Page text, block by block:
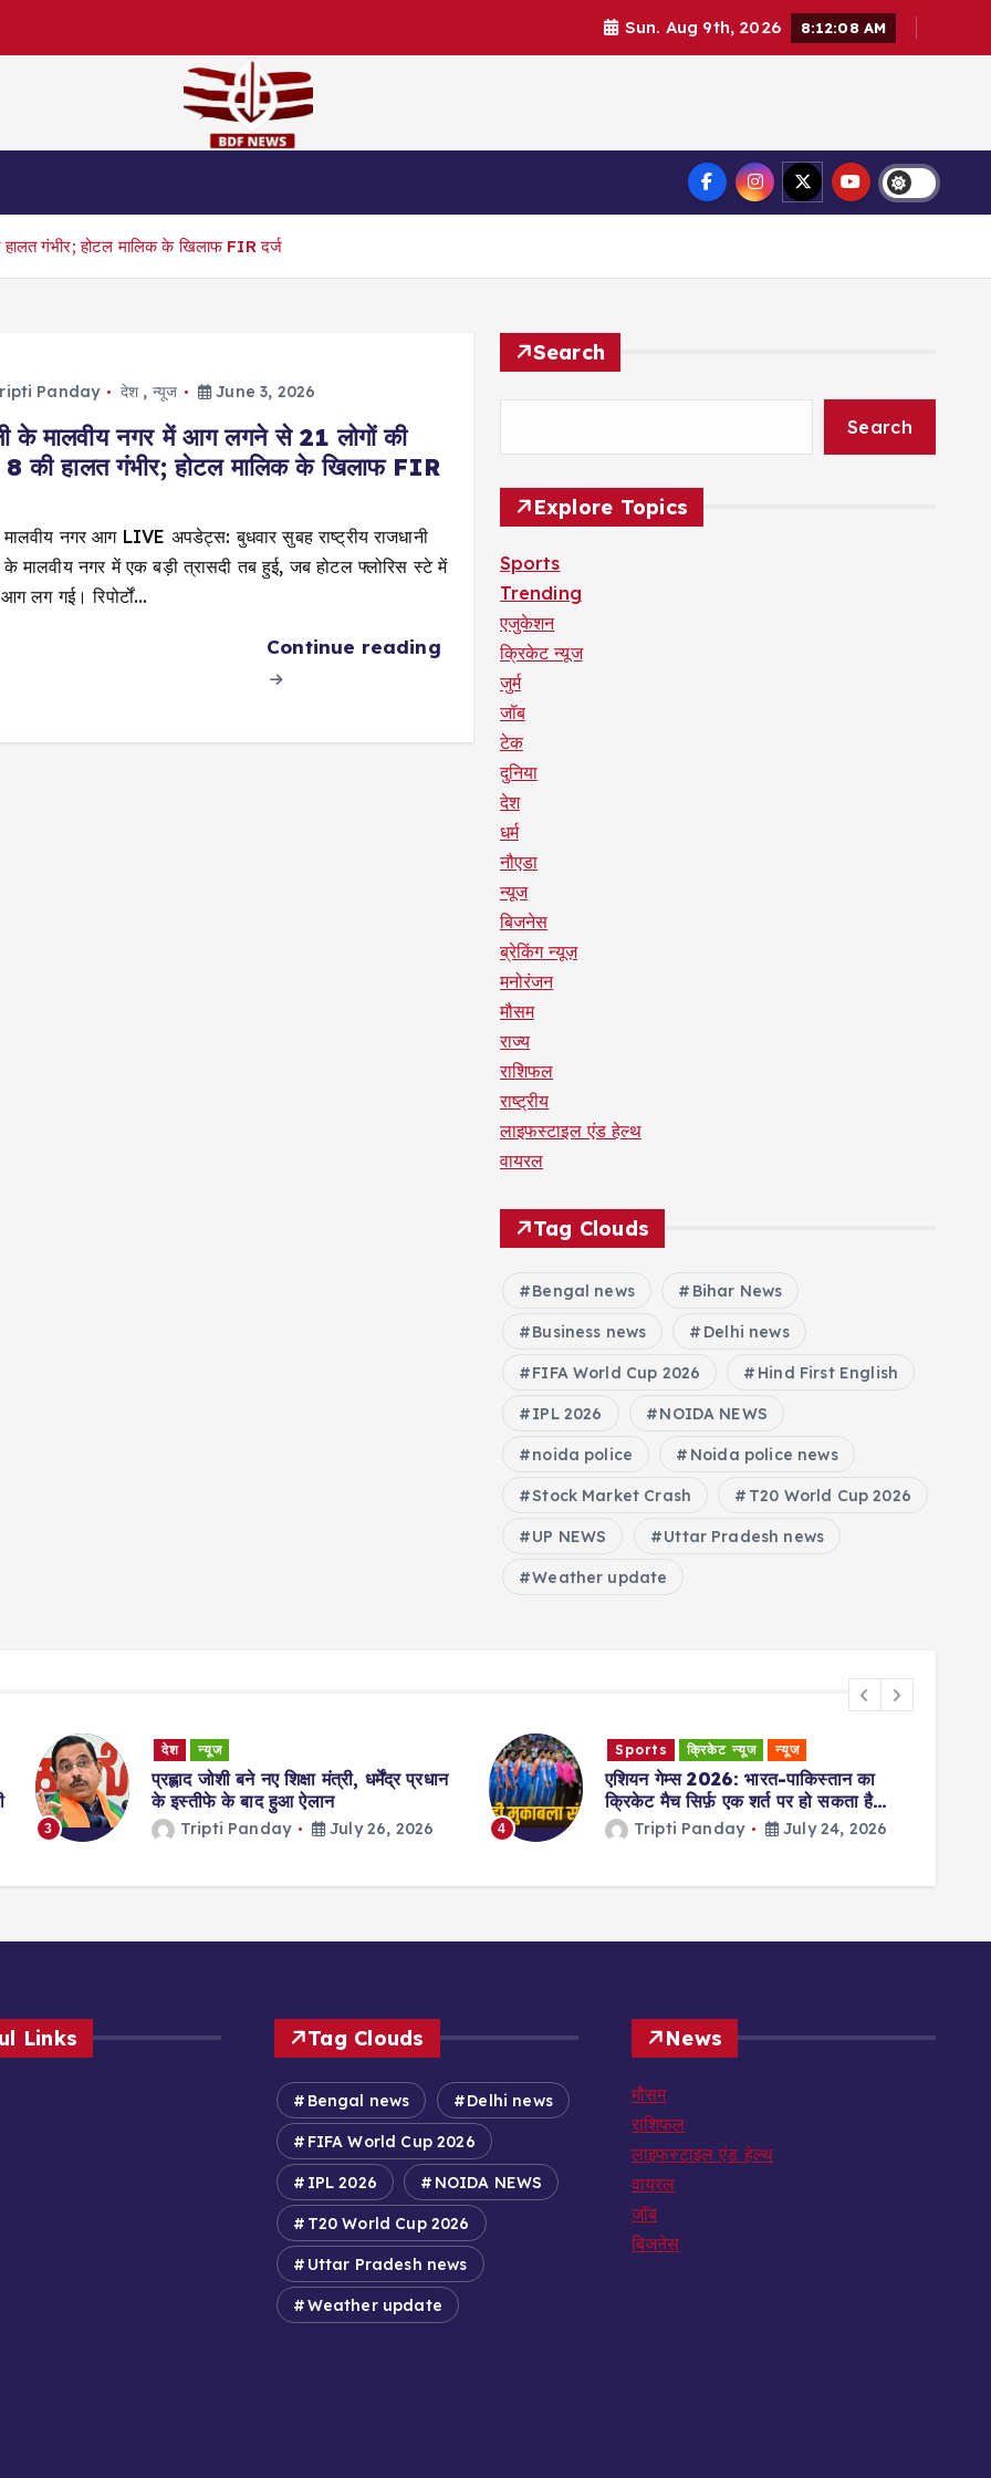
Sun. Aug 9th, 2026 8:12:09 AM
गंभीर; होटल मालिक के खिलाफ FIR दर्ज
Panday देश , न्यूज June 3, 2026
के मालवीय नगर में आग लगने से 21 लोगों की
8 की हालत गंभीर; होटल मालिक के खिलाफ FIR
मालवीय नगर आग LIVE अपडेट्स: बुधवार सुबह राष्ट्रीय राजधानी
के मालवीय नगर में एक बड़ी त्रासदी तब हुई, जब होटल फ्लोरिस स्टे में
लग गई। रिपोर्टों…
Continue reading
Search
Search
Explore Topics
Sports
Trending
एजुकेशन
क्रिकेट न्यूज
जुर्म
जॉब
टेक
दुनिया
देश
धर्म
नौएडा
न्यूज
बिजनेस
ब्रेकिंग न्यूज़
मनोरंजन
मौसम
राज्य
राशिफल
राष्ट्रीय
लाइफस्टाइल एंड हेल्थ
वायरल
Tag Clouds
Bengal news Bihar News
Business news Delhi news
FIFA World Cup 2026 Hind First English
IPL 2026 NOIDA NEWS
noida police Noida police news
Stock Market Crash T20 World Cup 2026
UP NEWS Uttar Pradesh news
Weather update
4
Sports
एशियन गेम्स 2026: भारत-पाकिस्तान का
क्रिकेट मैच सिर्फ़ एक शर्त पर हो सकता है…
Tripti Panday July 24, 2026
देश धर्म न्यूज
चातुर्मास 2026: चातुर्मास कल से शुरू हो रहा
है; भगवान विष्णु 119 दिनों तक ‘क्षीर सागर’ के
बजाय इस जगह पर रहेंगे
Links Tag Clouds
Bengal news Delhi news
FIFA World Cup 2026
IPL 2026 NOIDA NEWS
T20 World Cup 2026
Uttar Pradesh news
Weather update
News
मौसम
राशिफल
लाइफस्टाइल एंड हेल्थ
वायरल
जॉब
बिजनेस